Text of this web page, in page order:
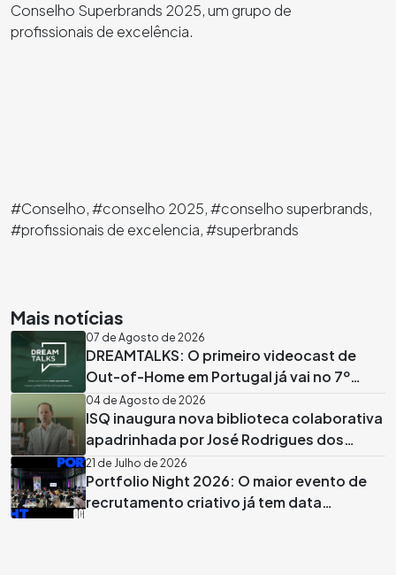
Conselho Superbrands 2025, um grupo de
profissionais de excelência.
#Conselho, #conselho 2025, #conselho superbrands,
#profissionais de excelencia, #superbrands
Mais notícias
07 de Agosto de 2026
DREAMTALKS: O primeiro videocast de
Out-of-Home em Portugal já vai no 7º
episódio
04 de Agosto de 2026
ISQ inaugura nova biblioteca colaborativa
apadrinhada por José Rodrigues dos
Santos
21 de Julho de 2026
Portfolio Night 2026: O maior evento de
recrutamento criativo já tem data